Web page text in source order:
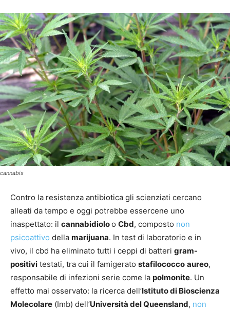
cannabis
Contro la resistenza antibiotica gli scienziati cercano
alleati da tempo e oggi potrebbe essercene uno
inaspettato: il cannabidioloo Cbd, composto non
psicoattivo della marijuana. In test di laboratorio e in
vivo, il cbd ha eliminato tutti i ceppi di batteri gram-
positivi testati, tra cui il famigerato stafilococco aureo,
responsabile di infezioni serie come la polmonite. Un
effetto mai osservato: la ricerca dell’Istituto di Bioscienza
Molecolare (Imb) dell’Università del Queensland, non